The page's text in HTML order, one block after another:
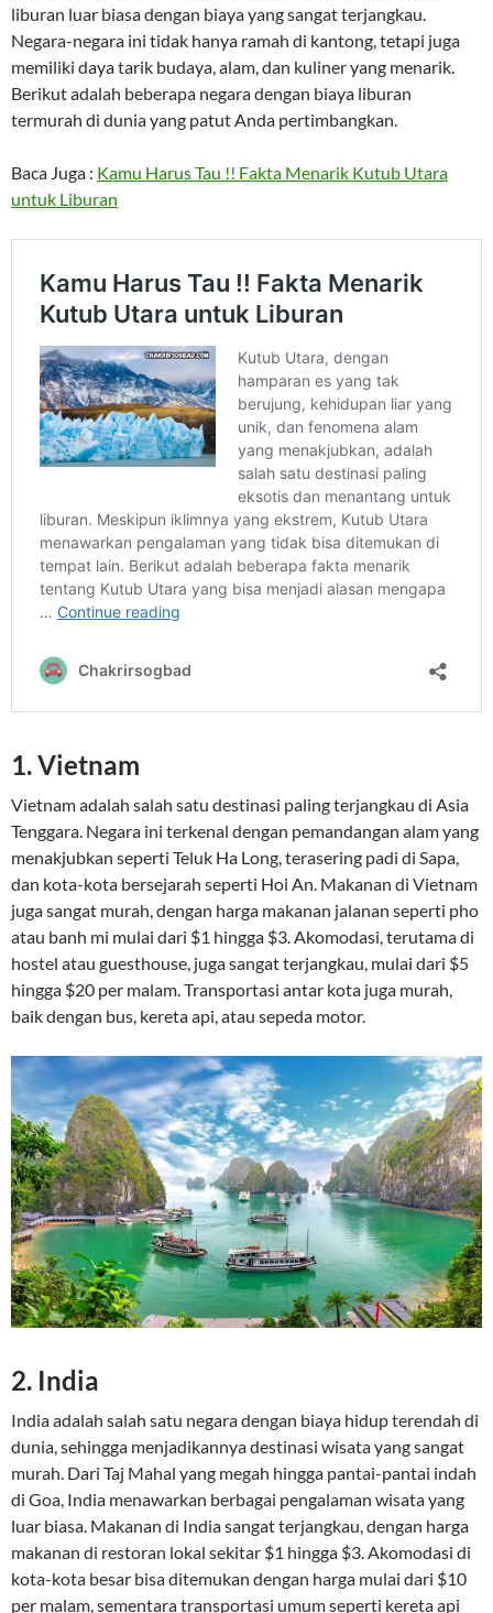
liburan luar biasa dengan biaya yang sangat terjangkau.
Negara-negara ini tidak hanya ramah di kantong, tetapi juga
memiliki daya tarik budaya, alam, dan kuliner yang menarik.
Berikut adalah beberapa negara dengan biaya liburan
termurah di dunia yang patut Anda pertimbangkan.
Baca Juga : Kamu Harus Tau !! Fakta Menarik Kutub Utara
untuk Liburan
1.Vietnam
Vietnam adalah salah satu destinasi paling terjangkau di Asia
Tenggara. Negara ini terkenal dengan pemandangan alam yang
menakjubkan seperti Teluk Ha Long, terasering padi di Sapa,
dan kota-kota bersejarah seperti Hoi An. Makanan di Vietnam
juga sangat murah, dengan harga makanan jalanan seperti pho
atau banh mi mulai dari $1 hingga $3. Akomodasi, terutama di
hostel atau guesthouse, juga sangat terjangkau, mulai dari $5
hingga $20 per malam. Transportasi antar kota juga murah,
baik dengan bus, kereta api, atau sepeda motor.
2. India
India adalah salah satu negara dengan biaya hidup terendah di
dunia, sehingga menjadikannya destinasi wisata yang sangat
murah. Dari Taj Mahal yang megah hingga pantai-pantai indah
di Goa, India menawarkan berbagai pengalaman wisata yang
luar biasa. Makanan di India sangat terjangkau, dengan harga
makanan di restoran lokal sekitar $1 hingga $3. Akomodasi di
kota-kota besar bisa ditemukan dengan harga mulai dari $10
per malam, sementara transportasi umum seperti kereta api